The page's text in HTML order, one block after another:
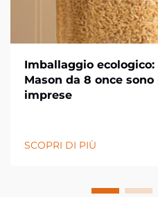
Imballaggio
Mason da 8 once
imprese
SCOPRI DI PIÙ